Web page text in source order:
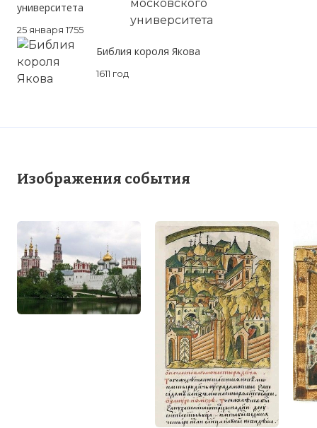
университета
25 января 1755
Библия короля Якова
1611 год
Изображения события